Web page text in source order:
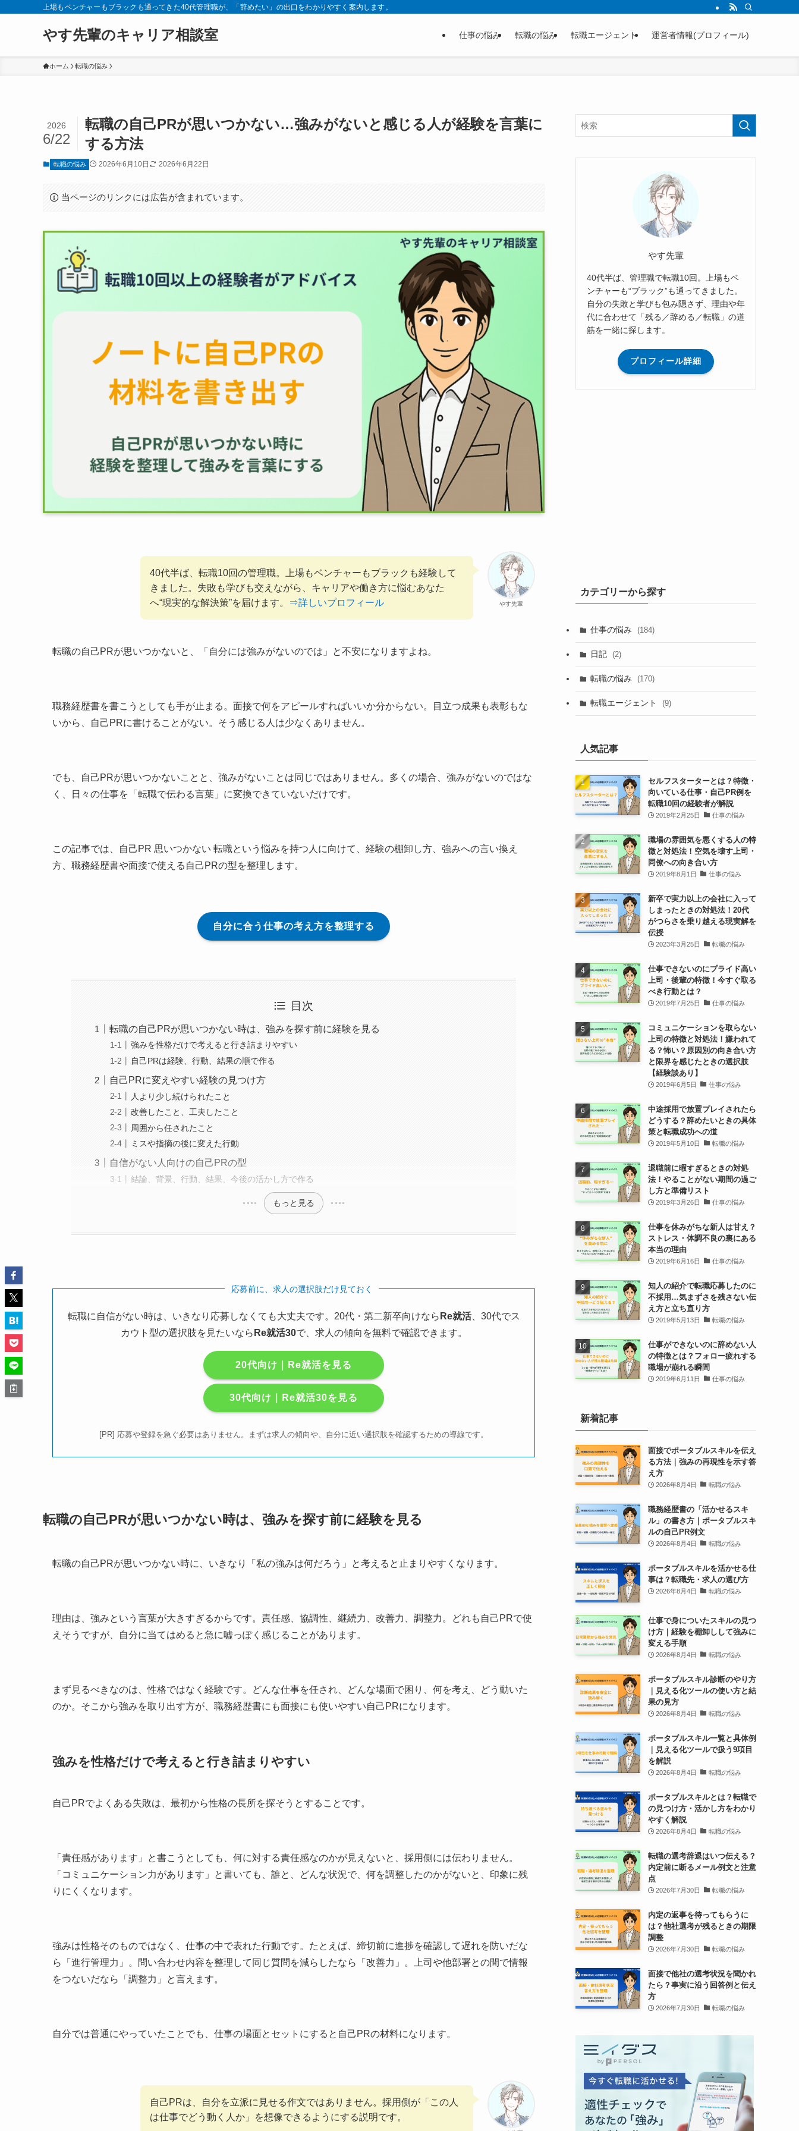
上場もベンチャーもブラックも通ってきた40代管理職が、「辞めたい」の出口をわかりやすく案内します。
やす先輩のキャリア相談室 仕事の悩み 転職の悩み 転職エージェント 運営者情報(プロフィール)
ホーム 転職の悩み
転職の自己PRが思いつかない…強みがないと感じる人が経験を言葉に
する方法
2026
6/22
転職の悩み 2026年6月10日 2026年6月22日
当ページのリンクには広告が含まれています。
やす先輩
40代半ば、転職10回の管理職。上場もベンチャーもブラックも経験して
きました。失敗も学びも交えながら、キャリアや働き方に悩むあなた
へ“現実的な解決策”を届けます。
⇒詳しいプロフィール
転職の自己PRが思いつかないと、「自分には強みがないのでは」と不安になりますよね。
職務経歴書を書こうとしても手が止まる。面接で何をアピールすればいいか分からない。目立つ成果も表彰もな
いから、自己PRに書けることがない。そう感じる人は少なくありません。
でも、自己PRが思いつかないことと、強みがないことは同じではありません。多くの場合、強みがないのではな
く、日々の仕事を「転職で伝わる言葉」に変換できていないだけです。
この記事では、自己PR 思いつかない 転職という悩みを持つ人に向けて、経験の棚卸し方、強みへの言い換え
方、職務経歴書や面接で使える自己PRの型を整理します。
自分に合う仕事の考え方を整理する
目次
転職の自己PRが思いつかない時は、強みを探す前に経験を見る
強みを性格だけで考えると行き詰まりやすい
自己PRは経験、行動、結果の順で作る
自己PRに変えやすい経験の見つけ方
人より少し続けられたこと
改善したこと、工夫したこと
周囲から任されたこと
ミスや指摘の後に変えた行動
自信がない人向けの自己PRの型
結論、背景、行動、結果、今後の活かし方で作る
もっと見る
応募前に、求人の選択肢だけ見ておく
転職に自信がない時は、いきなり応募しなくても大丈夫です。20代・第二新卒向けなら Re就活、30代でス
カウト型の選択肢を見たいなら Re就活30で、求人の傾向を無料で確認できます。
20代向け｜Re就活を見る
30代向け｜Re就活30を見る
[PR] 応募や登録を急ぐ必要はありません。まずは求人の傾向や、自分に近い選択肢を確認するための導線です。
転職の自己PRが思いつかない時は、強みを探す前に経験を見る
転職の自己PRが思いつかない時に、いきなり「私の強みは何だろう」と考えると止まりやすくなります。
理由は、強みという言葉が大きすぎるからです。責任感、協調性、継続力、改善力、調整力。どれも自己PRで使
えそうですが、自分に当てはめると急に嘘っぽく感じることがあります。
まず見るべきなのは、性格ではなく経験です。どんな仕事を任され、どんな場面で困り、何を考え、どう動いた
のか。そこから強みを取り出す方が、職務経歴書にも面接にも使いやすい自己PRになります。
強みを性格だけで考えると行き詰まりやすい
自己PRでよくある失敗は、最初から性格の長所を探そうとすることです。
「責任感があります」と書こうとしても、何に対する責任感なのかが見えないと、採用側には伝わりません。
「コミュニケーション力があります」と書いても、誰と、どんな状況で、何を調整したのかがないと、印象に残
りにくくなります。
強みは性格そのものではなく、仕事の中で表れた行動です。たとえば、締切前に進捗を確認して遅れを防いだな
ら「進行管理力」。問い合わせ内容を整理して同じ質問を減らしたなら「改善力」。上司や他部署との間で情報
をつないだなら「調整力」と言えます。
自分では普通にやっていたことでも、仕事の場面とセットにすると自己PRの材料になります。
自己PRは、自分を立派に見せる作文ではありません。採用側が「この人
は仕事でどう動く人か」を想像できるようにする説明です。
やす先輩
40代半ば、管理職で転職10回。上場もベ
ンチャーも“ブラック”も通ってきました。
自分の失敗と学びも包み隠さず、理由や年
代に合わせて「残る／辞める／転職」の道
筋を一緒に探します。
プロフィール詳細
カテゴリーから探す
仕事の悩み (184)
日記 (2)
転職の悩み (170)
転職エージェント (9)
人気記事
セルフスターターとは？特徴・
向いている仕事・自己PR例を
転職10回の経験者が解説
2019年2月25日 仕事の悩み
職場の雰囲気を悪くする人の特
徴と対処法！空気を壊す上司・
同僚への向き合い方
2019年8月1日 仕事の悩み
新卒で実力以上の会社に入って
しまったときの対処法！20代
がつらさを乗り越える現実解を
伝授
2023年3月25日 転職の悩み
仕事できないのにプライド高い
上司・後輩の特徴！今すぐ取る
べき行動とは？
2019年7月25日 仕事の悩み
コミュニケーションを取らない
上司の特徴と対処法！嫌われて
る？怖い？原因別の向き合い方
と限界を感じたときの選択肢
【経験談あり】
2019年6月5日 仕事の悩み
中途採用で放置プレイされたら
どうする？辞めたいときの具体
策と転職成功への道
2019年5月10日 転職の悩み
退職前に暇すぎるときの対処
法！やることがない期間の過ご
し方と準備リスト
2019年3月26日 仕事の悩み
仕事を休みがちな新人は甘え？
ストレス・体調不良の裏にある
本当の理由
2019年6月16日 仕事の悩み
知人の紹介で転職応募したのに
不採用…気まずさを残さない伝
え方と立ち直り方
2019年5月13日 転職の悩み
仕事ができないのに辞めない人
の特徴とは？フォロー疲れする
職場が崩れる瞬間
2019年6月11日 仕事の悩み
新着記事
面接でポータブルスキルを伝え
る方法｜強みの再現性を示す答
え方
2026年8月4日 転職の悩み
職務経歴書の「活かせるスキ
ル」の書き方｜ポータブルスキ
ルの自己PR例文
2026年8月4日 転職の悩み
ポータブルスキルを活かせる仕
事は？転職先・求人の選び方
2026年8月4日 転職の悩み
仕事で身についたスキルの見つ
け方｜経験を棚卸しして強みに
変える手順
2026年8月4日 転職の悩み
ポータブルスキル診断のやり方
｜見える化ツールの使い方と結
果の見方
2026年8月4日 転職の悩み
ポータブルスキル一覧と具体例
｜見える化ツールで扱う9項目
を解説
2026年8月4日 転職の悩み
ポータブルスキルとは？転職で
の見つけ方・活かし方をわかり
やすく解説
2026年8月4日 転職の悩み
転職の選考辞退はいつ伝える？
内定前に断るメール例文と注意
点
2026年7月30日 転職の悩み
内定の返事を待ってもらうに
は？他社選考が残るときの期限
調整
2026年7月30日 転職の悩み
面接で他社の選考状況を聞かれ
たら？事実に沿う回答例と伝え
方
2026年7月30日 転職の悩み